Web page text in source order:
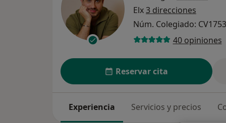
Elx3 direcciones
Núm. Colegiado:
40 opiniones
Reservar cita
Experiencia Servicios y precios